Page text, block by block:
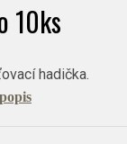
10ks
hadička.